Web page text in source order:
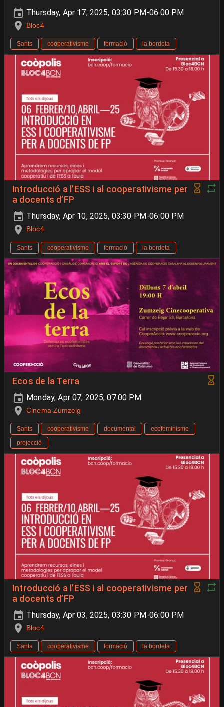
Thursday, Apr 17, 2025, 03:30 PM-06:00 PM
Bloc4
Sants cooperativisme formació la bordeta
Introducció a l’ESS i al cooperativisme per
a docents d’FP
Thursday, Apr 10, 2025, 03:30 PM-06:00 PM
Bloc4
Sants cooperativisme formació la bordeta
Ecos de la Terra
Monday, Apr 07, 2025, 07:00 PM
Cinema Zumzeig
Sants cooperativisme documental
ecofeminisme
projecció
Introducció a l’ESS i al cooperativisme per
a docents d’FP
Thursday, Apr 03, 2025, 03:30 PM-06:00 PM
Bloc4
Sants cooperativisme formació la bordeta